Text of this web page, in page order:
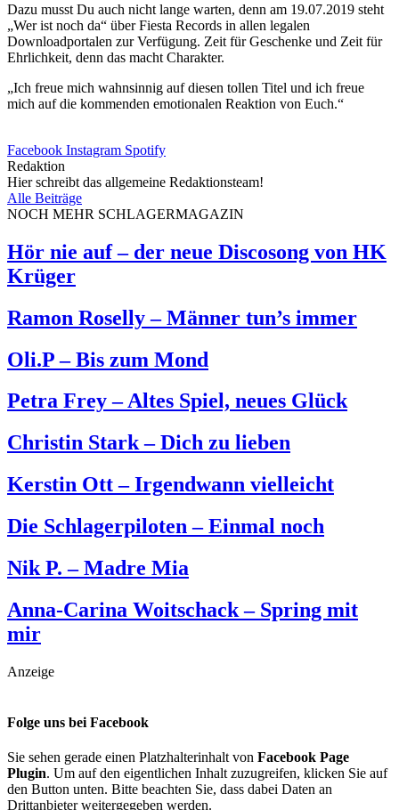
Dazu musst Du auch nicht lange warten, denn am 19.07.2019 steht
„Wer ist noch da“ über Fiesta Records in allen legalen
Downloadportalen zur Verfügung. Zeit für Geschenke und Zeit für
Ehrlichkeit, denn das macht Charakter.
„Ich freue mich wahnsinnig auf diesen tollen Titel und ich freue
mich auf die kommenden emotionalen Reaktion von Euch.“
Facebook Instagram Spotify
Redaktion
Hier schreibt das allgemeine Redaktionsteam!
Alle Beiträge
NOCH MEHR SCHLAGERMAGAZIN
Hör nie auf – der neue Discosong von HK
Krüger
Ramon Roselly – Männer tun’s immer
Oli.P – Bis zum Mond
Petra Frey – Altes Spiel, neues Glück
Christin Stark – Dich zu lieben
Kerstin Ott – Irgendwann vielleicht
Die Schlagerpiloten – Einmal noch
Nik P. – Madre Mia
Anna-Carina Woitschack – Spring mit
mir
Anzeige
Folge uns bei Facebook
Sie sehen gerade einen Platzhalterinhalt von Facebook Page
Plugin. Um auf den eigentlichen Inhalt zuzugreifen, klicken Sie auf
den Button unten. Bitte beachten Sie, dass dabei Daten an
Drittanbieter weitergegeben werden.